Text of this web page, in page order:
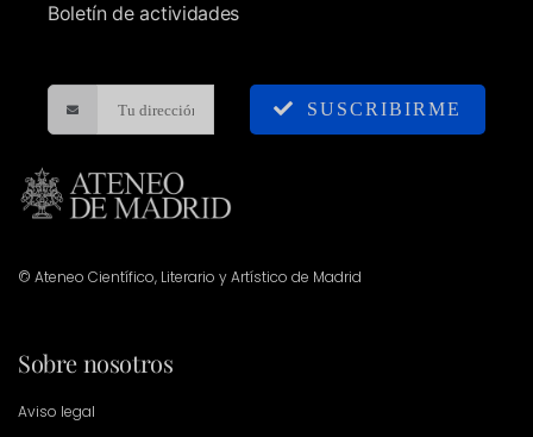
Boletín de actividades
SUSCRIBIRME
© Ateneo Científico, Literario y Artístico de Madrid
Sobre nosotros
Aviso legal